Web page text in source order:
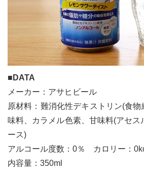
■DATA
メーカー：アサヒビール
原材料：難消化性デキストリン(食
味料、カラメル色素、甘味料(アセス
ース)
アルコール度数：0％ カロリー：
内容量：350ml